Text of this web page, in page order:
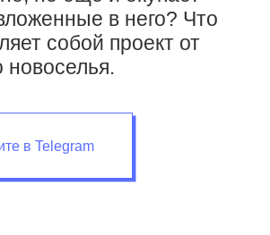
Telegram
который нужно внедрить в
кажется, что типичная
потратит примерно